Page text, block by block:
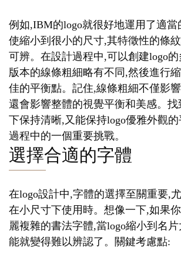
例如,IBM的logo就很好地運用了適當
使縮小到很小的尺寸,其特徵性的條
可辨。在設計過程中,可以創建logo
版本的線條粗細略有不同,然後進行
佳的平衡點。記住,線條粗細不僅影
還會影響整體的視覺平衡和美感。
下保持清晰,又能保持logo優雅外觀
過程中的一個重要挑戰。
選擇合適的字體
在logo設計中,字體的選擇至關重要,
在小尺寸下使用時。想像一下,如果
麗複雜的書法字體,當logo縮小到名
能就變得難以辨認了。關鍵考慮點: